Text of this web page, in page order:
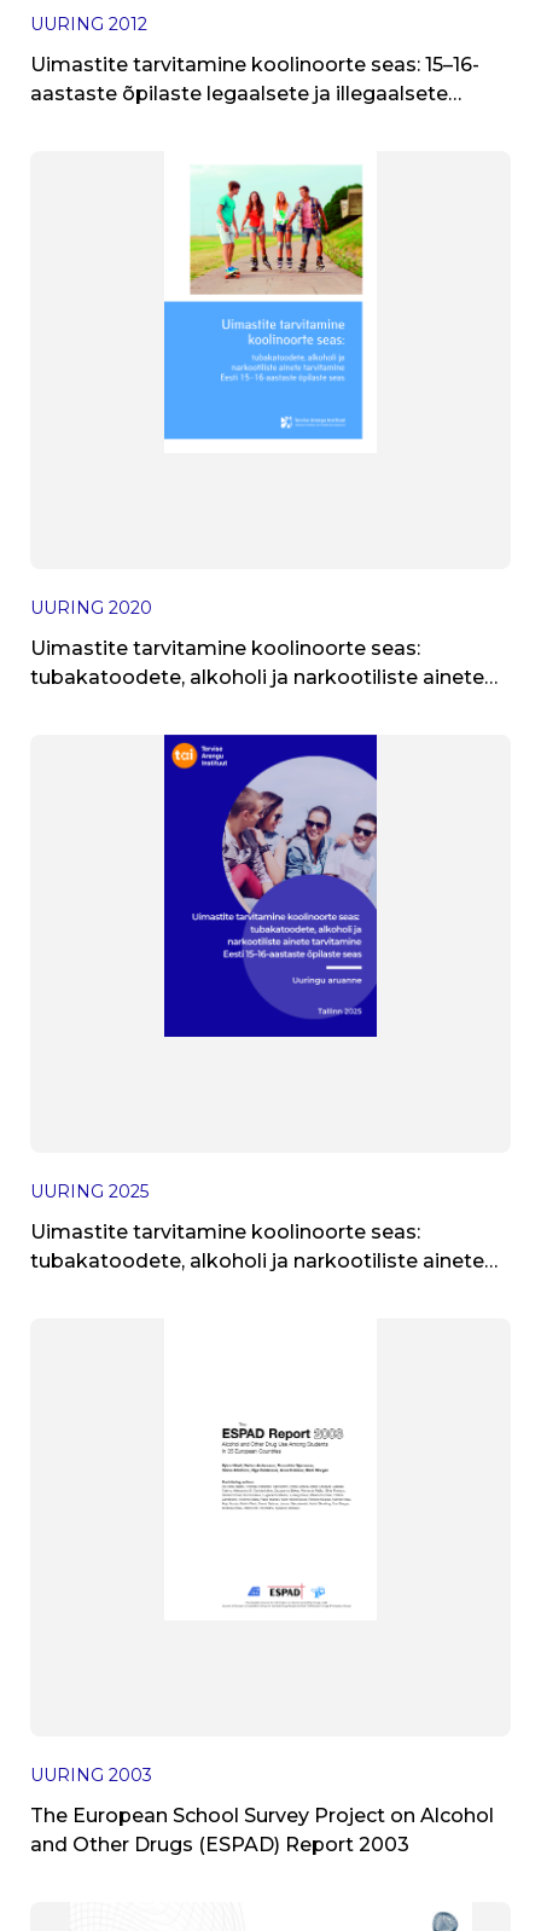
UURING 2012
Uimastite tarvitamine koolinoorte seas: 15–16-
aastaste õpilaste legaalsete ja illegaalsete
UURING 2020
Uimastite tarvitamine koolinoorte seas:
tubakatoodete, alkoholi ja narkootiliste ainete
UURING 2025
Uimastite tarvitamine koolinoorte seas:
tubakatoodete, alkoholi ja narkootiliste ainete
UURING 2003
The European School Survey Project on Alcohol
and Other Drugs (ESPAD) Report 2003